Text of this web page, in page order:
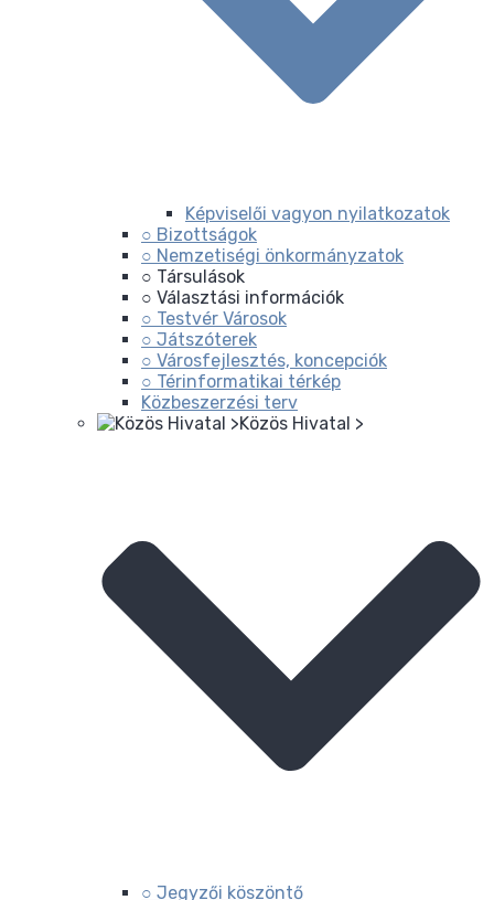
Képviselői vagyon nyilatkozatok
○ Bizottságok
○ Nemzetiségi önkormányzatok
○ Társulások
○ Választási információk
○ Testvér Városok
○ Játszóterek
○ Városfejlesztés, koncepciók
○ Térinformatikai térkép
Közbeszerzési terv
Közös Hivatal >
○ Jegyzői köszöntő